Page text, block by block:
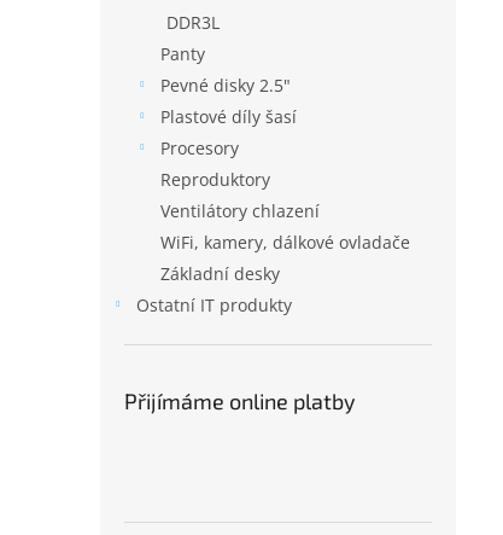
DDR3L
Panty
Pevné disky 2.5"
Plastové díly šasí
Procesory
Reproduktory
Ventilátory chlazení
WiFi, kamery, dálkové ovladače
Základní desky
Ostatní IT produkty
Přijímáme online platby